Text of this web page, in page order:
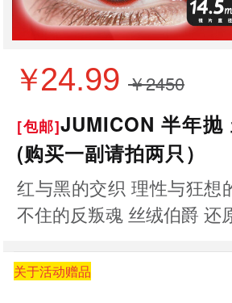
￥24.99 ￥2450
[包邮]JUMICON 半年
(购买一副请拍两只）
红与黑的交织 理性与狂想
不住的反叛魂 丝绒伯爵 还
关于活动赠品